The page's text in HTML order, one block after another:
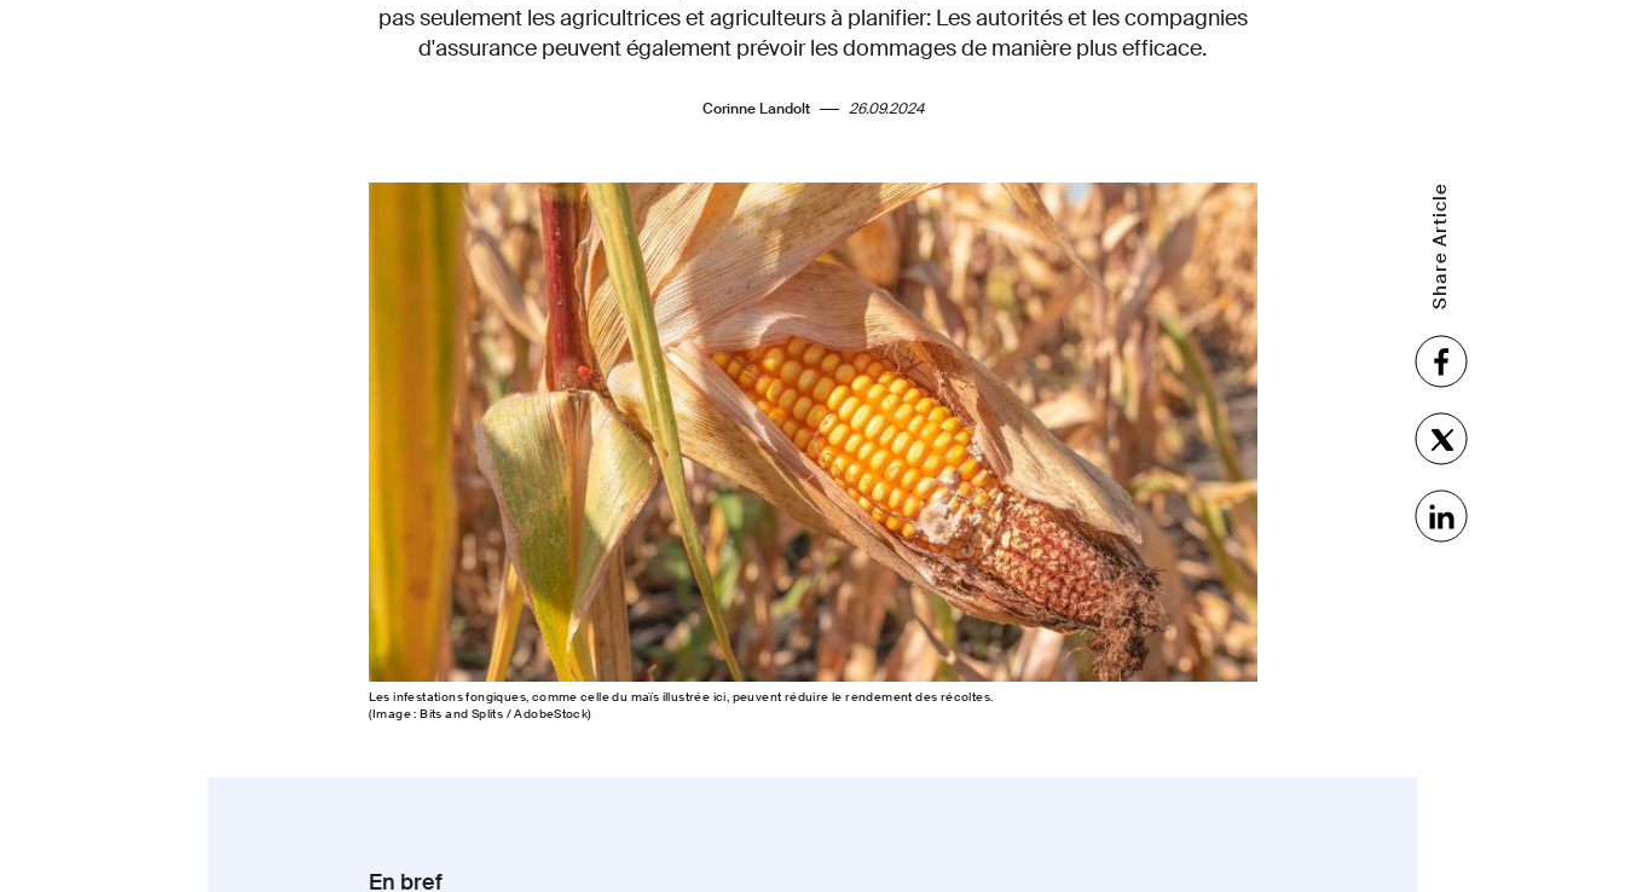
pas seulement les agricultrices et agriculteurs à planifier: Les autorités et les compagnies
d'assurance peuvent également prévoir les dommages de manière plus efficace.
Corinne Landolt 26.09.2024
Les infestations fongiques, comme celle du maïs illustrée ici, peuvent réduire le rendement des récoltes.
(Image : Bits and Splits / AdobeStock)
Share Article
En bref